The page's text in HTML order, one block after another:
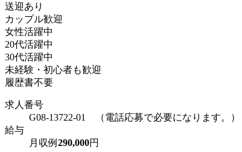
送迎あり
カップル歓迎
女性活躍中
20代活躍中
30代活躍中
未経験・初心者も歓迎
履歴書不要
求人番号
G08-13722-01 （電話応募で必要になります。）
給与
月収例 290,000円